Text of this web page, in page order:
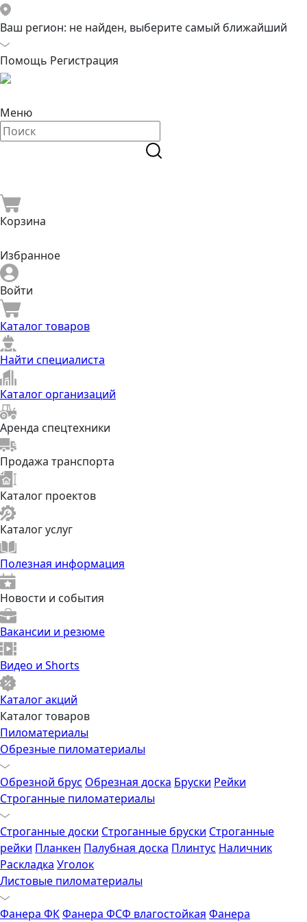
Ваш регион: не найден, выберите самый ближайший
Помощь Регистрация
Меню
Корзина
Избранное
Войти
Каталог товаров
Найти специалиста
Каталог организаций
Аренда спецтехники
Продажа транспорта
Каталог проектов
Каталог услуг
Полезная информация
Новости и события
Вакансии и резюме
Видео и Shorts
Каталог акций
Каталог товаров
Пиломатериалы
Обрезные пиломатериалы
Обрезной брус Обрезная доска Бруски Рейки
Строганные пиломатериалы
Строганные доски Строганные бруски Строганные
рейки Планкен Палубная доска Плинтус Наличник
Раскладка Уголок
Листовые пиломатериалы
Фанера ФКФанера ФСФ влагостойкая Фанера